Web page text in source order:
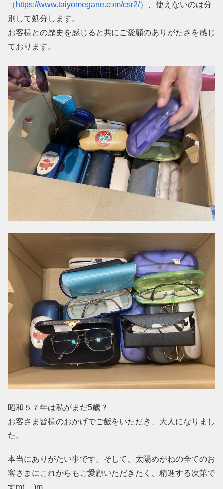
（https://www.taiyomegane.com/csr2/）
、使えないのは分
別して処分します。
お客様との歴史を感じると共にご愛顧のありがたさを感じ
ております。
昭和５７年は私がまだ5歳？
お客さま皆様のおかげでご飯をいただき、大人になりまし
た。
本当にありがたい事です。そして、太陽めがねの全てのお
客さまにこれからもご愛顧いただきたく、精進する次第で
すm(__)m